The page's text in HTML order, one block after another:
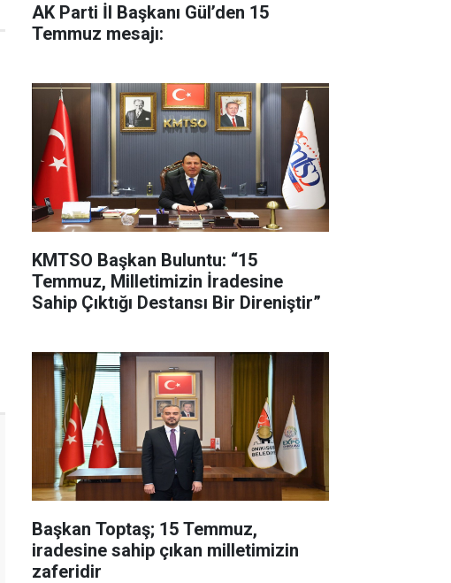
AK Parti İl Başkanı Gül’den 15
Temmuz mesajı:
KMTSO Başkan Buluntu: “15
Temmuz, Milletimizin İradesine
Sahip Çıktığı Destansı Bir Direniştir”
Başkan Toptaş; 15 Temmuz,
iradesine sahip çıkan milletimizin
zaferidir